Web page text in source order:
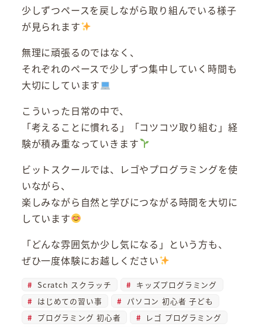
少しずつペースを戻しながら取り組んでいる様子
が見られます
無理に頑張るのではなく、
それぞれのペースで少しずつ集中していく時間も
大切にしています
こういった日常の中で、
「考えることに慣れる」「コツコツ取り組む」経
験が積み重なっていきます
ビットスクールでは、レゴやプログラミングを使
いながら、
楽しみながら自然と学びにつながる時間を大切に
しています
「どんな雰囲気か少し気になる」という方も、
ぜひ一度体験にお越しください
Scratch スクラッチ
キッズプログラミング
はじめての習い事
パソコン 初心者 子ども
プログラミング 初心者
レゴ プログラミング